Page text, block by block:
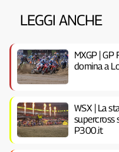
LEGGI ANCHE
MXGP |
domina a
WSX | La
supercross
P300.it